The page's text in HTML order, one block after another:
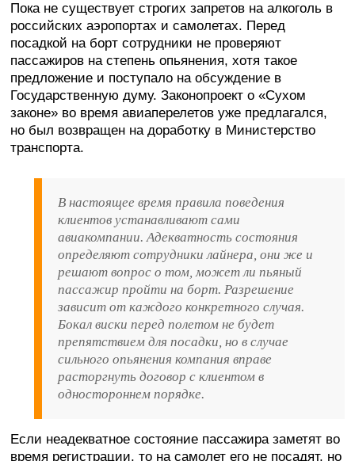
Пока не существует строгих запретов на алкоголь в
российских аэропортах и самолетах. Перед
посадкой на борт сотрудники не проверяют
пассажиров на степень опьянения, хотя такое
предложение и поступало на обсуждение в
Государственную думу. Законопроект о «Сухом
законе» во время авиаперелетов уже предлагался,
но был возвращен на доработку в Министерство
транспорта.
В настоящее время правила поведения
клиентов устанавливают сами
авиакомпании. Адекватность состояния
определяют сотрудники лайнера, они же и
решают вопрос о том, может ли пьяный
пассажир пройти на борт. Разрешение
зависит от каждого конкретного случая.
Бокал виски перед полетом не будет
препятствием для посадки, но в случае
сильного опьянения компания вправе
расторгнуть договор с клиентом в
одностороннем порядке.
Если неадекватное состояние пассажира заметят во
время регистрации, то на самолет его не посадят, но